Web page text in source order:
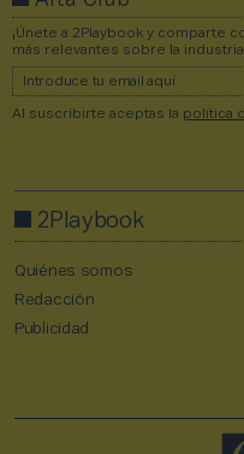
¡Únete a 2Playbook y comparte
más relevantes sobre la
Al suscribirte aceptas la política
2Playbook
Quiénes somos
Redacción
Publicidad